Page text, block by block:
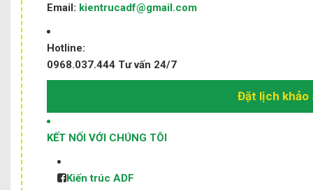
Email: kientrucadf@gmail.com
Hotline:
0968.037.444 Tư vấn 24/7
Đặt lịch khảo
KẾT NỐI VỚI CHÚNG TÔI
Kiến trúc ADF